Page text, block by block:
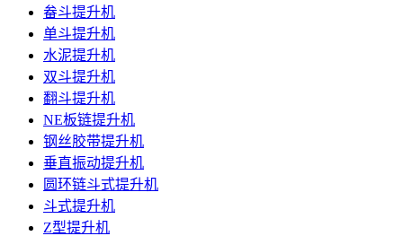
畚斗提升机
单斗提升机
水泥提升机
双斗提升机
翻斗提升机
NE板链提升机
钢丝胶带提升机
垂直振动提升机
圆环链斗式提升机
斗式提升机
Z型提升机